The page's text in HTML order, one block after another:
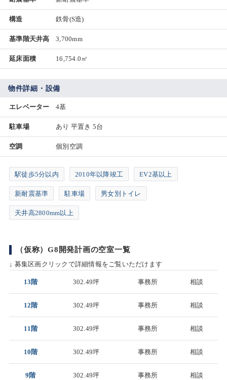
構造 鉄骨(S造)
基準階天井高 3,700mm
延床面積 16,754.0㎡
物件詳細・設備
エレベーター 4基
駐車場 あり 平置き 5台
空調 個別空調
駅徒歩5分以内 2010年以降竣工 EV2基以上
新耐震基準 駐車場 男女別トイレ
天井高2800mm以上
（仮称）G8開発計画の空室一覧
↓ 募集区画クリックで詳細情報をご覧いただけます
13階 302.49坪 事務所 相談
12階 302.49坪 事務所 相談
11階 302.49坪 事務所 相談
10階 302.49坪 事務所 相談
9階 302.49坪 事務所 相談